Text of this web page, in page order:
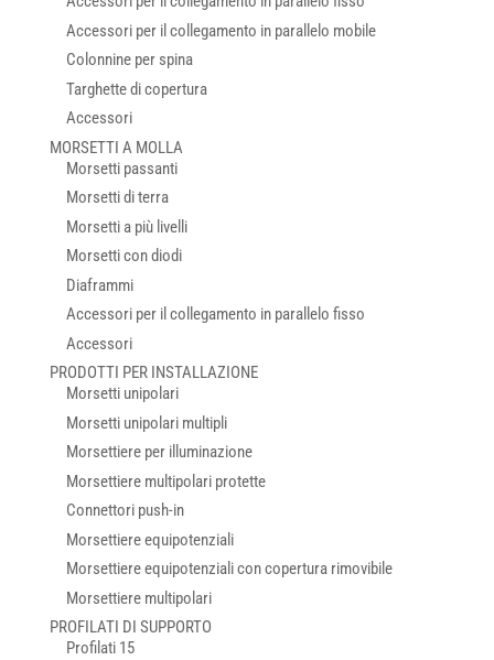
Accessori per il collegamento in parallelo mobile
Colonnine per spina
Targhette di copertura
Accessori
MORSETTI A MOLLA
Morsetti passanti
Morsetti di terra
Morsetti a più livelli
Morsetti con diodi
Diaframmi
Accessori per il collegamento in parallelo fisso
Accessori
PRODOTTI PER INSTALLAZIONE
Morsetti unipolari
Morsetti unipolari multipli
Morsettiere per illuminazione
Morsettiere multipolari protette
Connettori push-in
Morsettiere equipotenziali
Morsettiere equipotenziali con copertura rimovibile
Morsettiere multipolari
PROFILATI DI SUPPORTO
Profilati 15